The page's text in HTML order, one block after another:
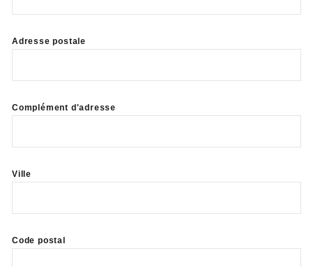
Adresse postale
Complément d'adresse
Ville
Code postal